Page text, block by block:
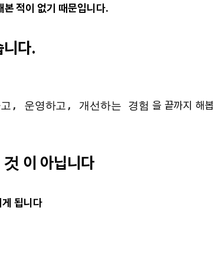
본 적이 없기 때문입니다.
니다.
, 운영하고, 개선하는 경험 을 끝까지 해
이 아닙니다
됩니다